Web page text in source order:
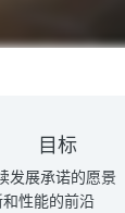
目标
发展承诺的愿景
性能的前沿